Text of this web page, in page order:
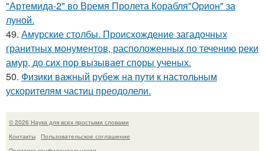
"Артемида-2" во Время Пролета Корабля"Орион" за
луной.
49. Амурские столбы. Происхождение загадочных
гранитных монументов, расположенных по течению реки
амур, до сих пор вызывает споры ученых.
50. Физики важный рубеж на пути к настольным
ускорителям частиц преодолели.
© 2026 Наука для всех простыми словами
Контакты
Пользовательское соглашение